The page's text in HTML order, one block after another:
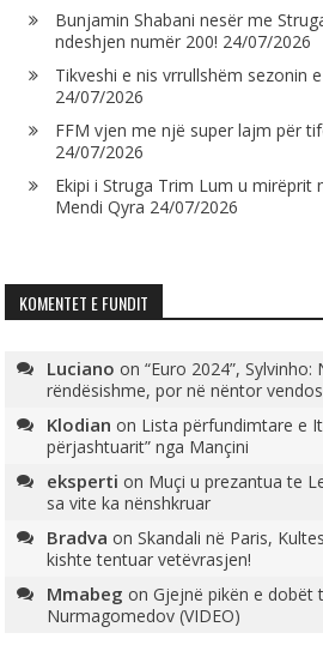
Bunjamin Shabani nesër me
ndeshjen numër 200! 24/07/2026
Tikveshi e nis vrrullshëm sezonin
24/07/2026
FFM vjen me një super lajm për
24/07/2026
Ekipi i Struga Trim Lum u mirëprit
Mendi Qyra 24/07/2026
KOMENTET E FUNDIT
Luciano on“Euro 2024”,
rëndësishme, por në nëntor
Klodian on Lista përfundimtare e
përjashtuarit” nga Mançini
eksperti on Muçi u prezantua te
sa vite ka nënshkruar
Bradva onSkandali në Paris,
kishte tentuar vetëvrasjen!
Mmabeg onGjejnë pikën e dobët
Nurmagomedov (VIDEO)